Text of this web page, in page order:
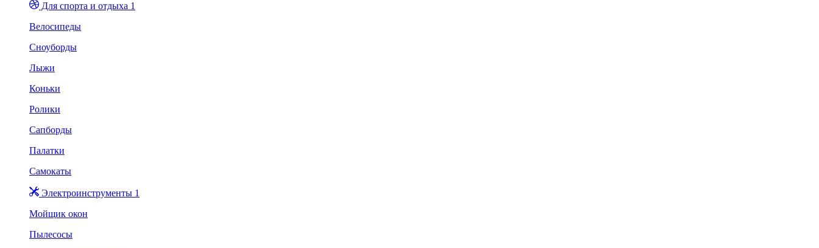
Для спорта и отдыха 1
Велосипеды
Сноуборды
Лыжи
Коньки
Ролики
Сапборды
Палатки
Самокаты
Электроинструменты 1
Мойщик окон
Пылесосы